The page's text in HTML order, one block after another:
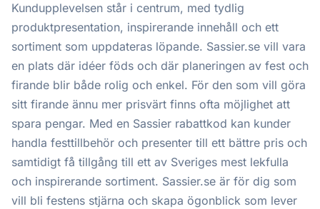
Kundupplevelsen står i centrum, med tydlig
produktpresentation, inspirerande innehåll och ett
sortiment som uppdateras löpande. Sassier.se vill vara
en plats där idéer föds och där planeringen av fest och
firande blir både rolig och enkel. För den som vill göra
sitt firande ännu mer prisvärt finns ofta möjlighet att
spara pengar. Med en Sassier rabattkod kan kunder
handla festtillbehör och presenter till ett bättre pris och
samtidigt få tillgång till ett av Sveriges mest lekfulla
och inspirerande sortiment. Sassier.se är för dig som
vill bli festens stjärna och skapa ögonblick som lever